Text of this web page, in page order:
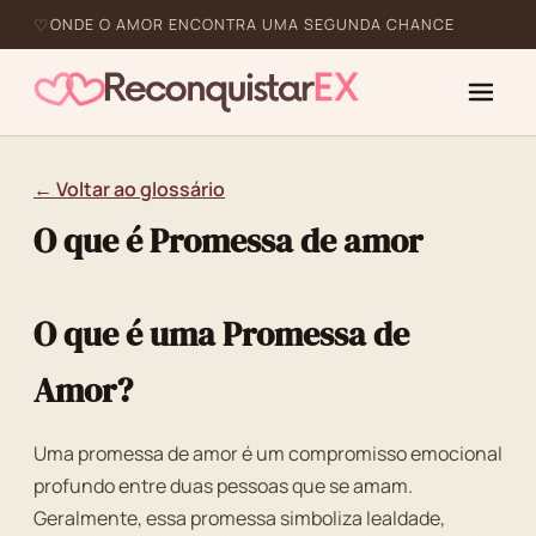
ONDE O AMOR ENCONTRA UMA SEGUNDA CHANCE
← Voltar ao glossário
O que é Promessa de amor
O que é uma Promessa de
Amor?
Uma promessa de amor é um compromisso emocional
profundo entre duas pessoas que se amam.
Geralmente, essa promessa simboliza lealdade,